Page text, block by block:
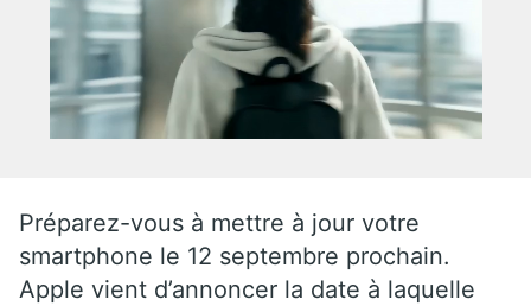
Préparez-vous à mettre à jour votre
smartphone le 12 septembre prochain.
Apple vient d’annoncer la date à laquelle